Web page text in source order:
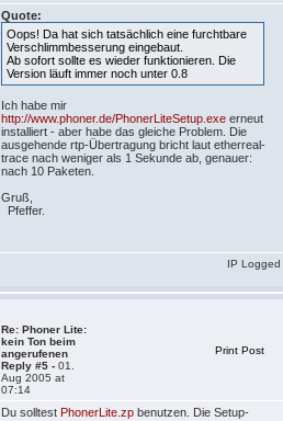
Quote:
Oops! Da hat sich tatsächlich eine furchtbare
Verschlimmbesserung eingebaut.
Ab sofort sollte es wieder funktionieren. Die
Version läuft immer noch unter 0.8
Ich habe mir
http://www.phoner.de/PhonerLiteSetup.exe erneut
installiert - aber habe das gleiche Problem. Die
ausgehende rtp-Übertragung bricht laut etherreal-
trace nach weniger als 1 Sekunde ab, genauer:
nach 10 Paketen.
Gruß,
Pfeffer.
IP Logged
Re: Phoner Lite:
kein Ton beim
angerufenen
Reply #5 - 01.
Aug 2005 at
07:14
Print Post
Du solltest PhonerLite.zp benutzen. Die Setup-